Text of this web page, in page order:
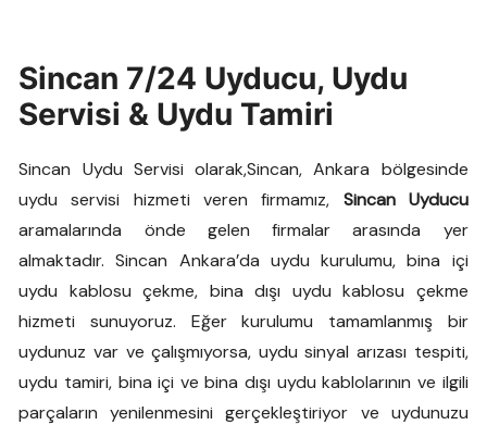
Sincan 7/24 Uyducu, Uydu
Servisi & Uydu Tamiri
Sincan Uydu Servisi olarak,Sincan, Ankara bölgesinde
uydu servisi hizmeti veren firmamız, Sincan Uyducu
aramalarında önde gelen firmalar arasında yer
almaktadır. Sincan Ankara’da uydu kurulumu, bina içi
uydu kablosu çekme, bina dışı uydu kablosu çekme
hizmeti sunuyoruz. Eğer kurulumu tamamlanmış bir
uydunuz var ve çalışmıyorsa, uydu sinyal arızası tespiti,
uydu tamiri, bina içi ve bina dışı uydu kablolarının ve ilgili
parçaların yenilenmesini gerçekleştiriyor ve uydunuzu